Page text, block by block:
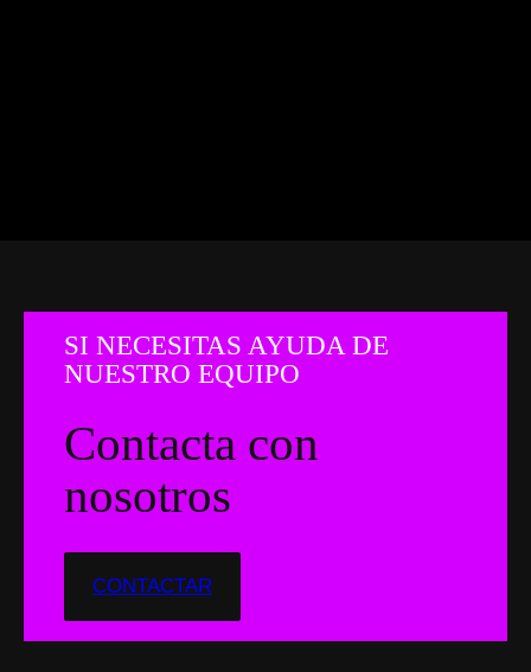
SI NECESITAS AYUDA DE
NUESTRO EQUIPO
Contacta con
nosotros
CONTACTAR